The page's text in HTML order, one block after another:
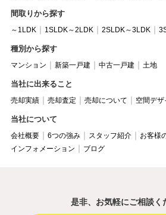
間取りから探す
～1LDK 1SLDK～2LDK 2SLDK～3LDK
種別から探す
マンション 新築一戸建 中古一戸建 土地
当社に出来ること
売却実績 売却査定 売却について 空間デザ
当社について
会社概要 6つの強み スタッフ紹介
お客様
インフォメーション
ブログ
是非、お気軽にご相談く